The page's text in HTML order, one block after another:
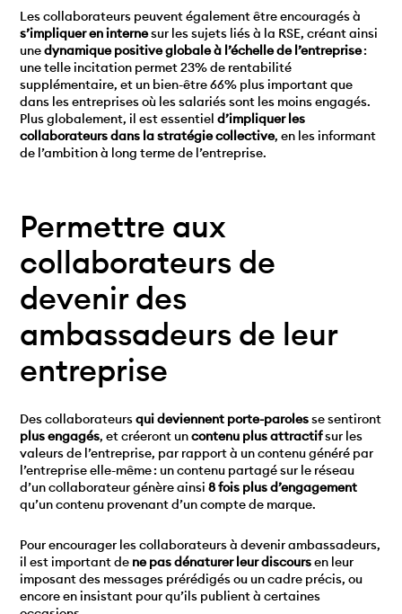
Les collaborateurs peuvent également être encouragés à
s’impliquer en internesur les sujets liés à la RSE, créant ainsi
unedynamique positive globale à l’échelle de l’entreprise:
une telle incitation permet 23% de rentabilité
supplémentaire, et un bien-être 66% plus important que
dans les entreprises où les salariés sont les moins engagés.
Plus globalement, il est essentield’impliquer les
collaborateurs dans la stratégie collective, en les informant
de l’ambition à long terme de l’entreprise.
Permettre aux
collaborateurs de
devenir des
ambassadeurs de leur
entreprise
Des collaborateursqui deviennent porte-parolesse sentiront
plus engagés, et créeront uncontenu plus attractifsur les
valeurs de l’entreprise, par rapport à un contenu généré par
l’entreprise elle-même : un contenu partagé sur le réseau
d’un collaborateur génère ainsi8 fois plus d’engagement
qu’un contenu provenant d’un compte de marque.
Pour encourager les collaborateurs à devenir ambassadeurs,
il est important de ne pas dénaturer leur discoursen leur
imposant des messages prérédigés ou un cadre précis, ou
encore en insistant pour qu’ils publient à certaines